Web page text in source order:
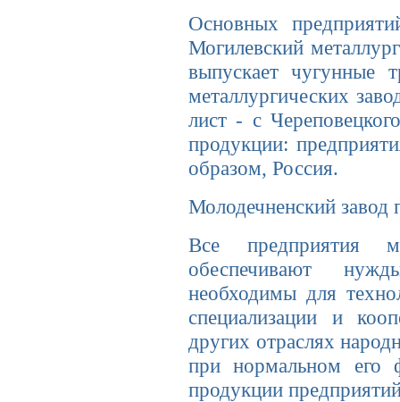
Основных
Могилевский
выпускает чугунные
металлургических
лист - с
продукции:
образом, Россия.
Молодечненский
Все предприятия
обеспечивают
необходимы для
специализации и
других отраслях
при нормальном его
продукции